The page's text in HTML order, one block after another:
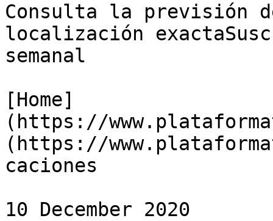
Consulta la previsión
localización
semanal
[Home]
(https://
(https://
caciones
10 December 2020